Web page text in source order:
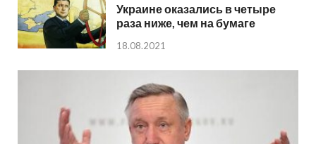
Украине оказались в четыре
раза ниже, чем на бумаге
18.08.2021